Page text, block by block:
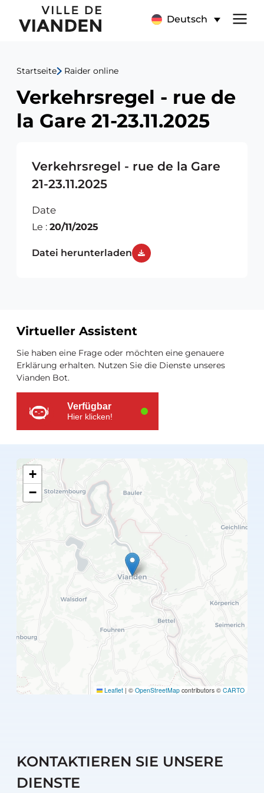
Verkehrsregel
rue
de
la
21-
23.11.2025
Deutsch
Hauptnavigationsmenü
Startseite Raider online
Verkehrsregel - rue de
la Gare 21-23.11.2025
Verkehrsregel - rue de la Gare
21-23.11.2025
Date
Le : 20/11/2025
Datei herunterladen
Zusätzliche
Ressourcen
Virtueller Assistent
Sie haben eine Frage oder möchten eine genauere
Erklärung erhalten. Nutzen Sie die Dienste unseres
Vianden Bot.
Verfügbar
Hier klicken!
+
−
Leaflet | © OpenStreetMap contributors © CARTO
KONTAKTIEREN SIE UNSERE
DIENSTE